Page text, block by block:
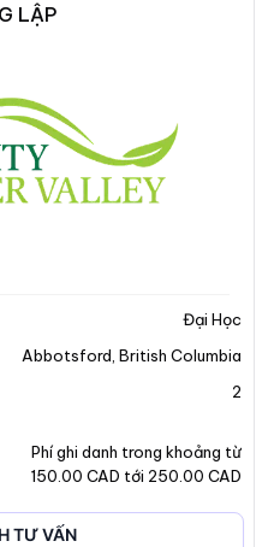
LẬP
Đại Học
Abbotsford British Columbia
2
Phí ghi danh trong khoảng từ
150.00 CAD tới 250.00 CAD
TƯ VẤN